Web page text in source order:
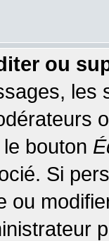
ou
les
bouton
Si
ou